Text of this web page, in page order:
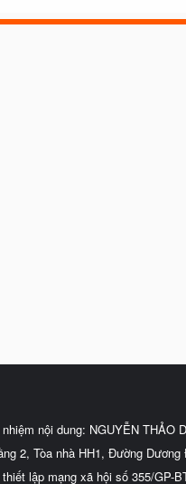
nội dung: NGUYỄN THẢO
2, Tòa nhà HH1, Đường
lập mạng xã hội số 355/GP-